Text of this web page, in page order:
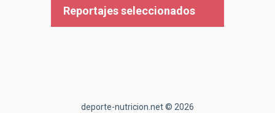
Reportajes seleccionados
deporte-nutricion.net © 2026